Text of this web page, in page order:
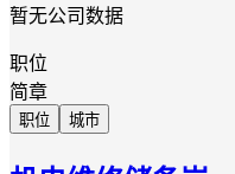
暂无公司数据
职位
简章
职位 城市